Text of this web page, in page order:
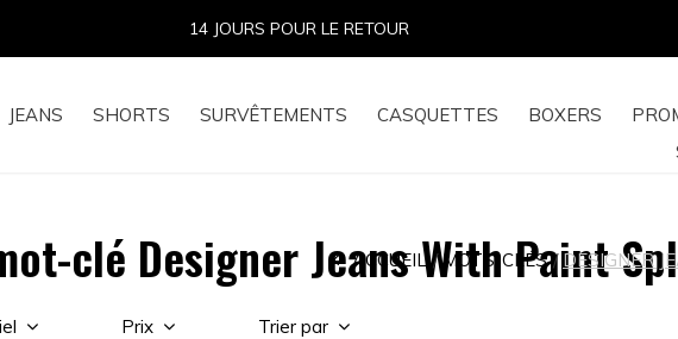
JEANS SHORTS SURVÊTEMENTS CASQUETTES BOXERS
14 JOURS POUR LE RETOUR
clé Designer Jeans With Paint
ACCUEIL MOTS-CLÉS DESIGNER
Prix Trier par